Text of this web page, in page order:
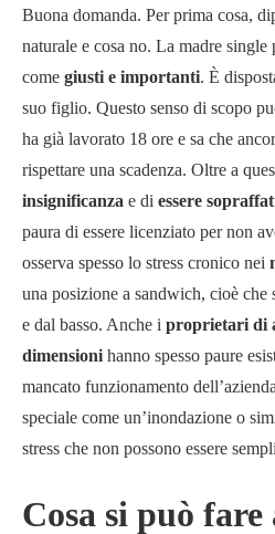
Buona domanda. Per prima cosa,
naturale e cosa no. La madre
come giusti e importanti. È
suo figlio. Questo senso di scopo
ha già lavorato 18 ore e sa che
rispettare una scadenza. Oltre a
insignificanza e di essere
paura di essere licenziato per non
osserva spesso lo stress cronico nei
una posizione a sandwich, cioè che
e dal basso. Anche i proprietari di
dimensioni hanno spesso paure
mancato funzionamento
speciale come un’inondazione o
stress che non possono essere
Cosa si può